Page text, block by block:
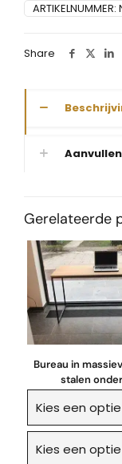
dik
aantal
ARTIKELNUMMER:
Share
Gerelateerde
Bureau in
stalen